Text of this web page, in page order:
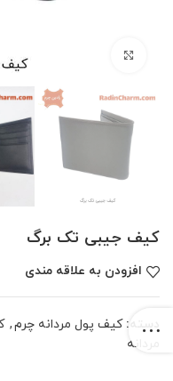
کیف جیبی تک برگ
افزودن به علاقه مندی
دسته: کیف پول مردانه چرم,
مردانه